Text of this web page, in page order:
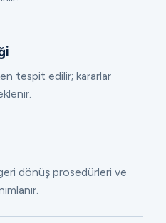
tespit edilir; kararlar
dönüş prosedürleri ve